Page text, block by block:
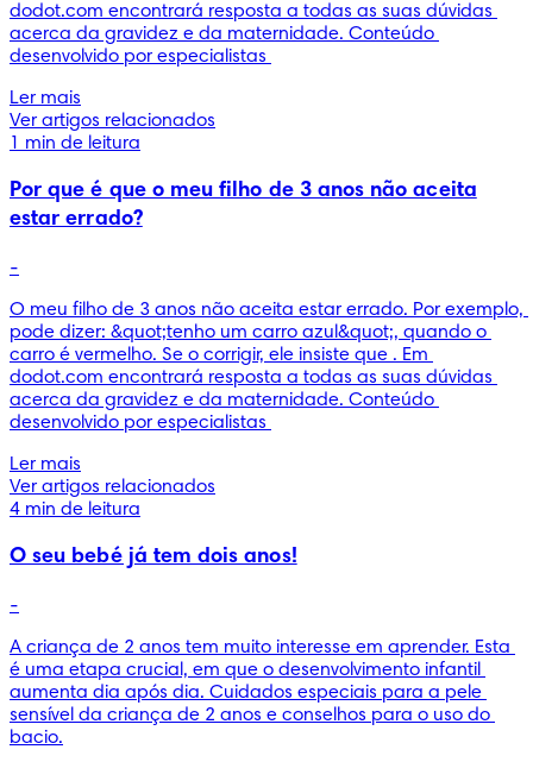
dodot.com encontrará resposta a todas as suas dúvidas
acerca da gravidez e da maternidade. Conteúdo
desenvolvido por especialistas
Ler mais
Ver artigos relacionados
1 min de leitura
Por que é que o meu filho de 3 anos não aceita
estar errado?
-
O meu filho de 3 anos não aceita estar errado. Por exemplo,
pode dizer: &quot;tenho um carro azul&quot;, quando o
carro é vermelho. Se o corrigir, ele insiste que . Em
dodot.com encontrará resposta a todas as suas dúvidas
acerca da gravidez e da maternidade. Conteúdo
desenvolvido por especialistas
Ler mais
Ver artigos relacionados
4 min de leitura
O seu bebé já tem dois anos!
-
A criança de 2 anos tem muito interesse em aprender. Esta
é uma etapa crucial, em que o desenvolvimento infantil
aumenta dia após dia. Cuidados especiais para a pele
sensível da criança de 2 anos e conselhos para o uso do
bacio.